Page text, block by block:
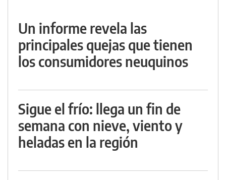
Un informe revela las
principales quejas que tienen
los consumidores neuquinos
Sigue el frío: llega un fin de
semana con nieve, viento y
heladas en la región